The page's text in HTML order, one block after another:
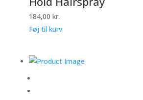
184,00 kr.
Føj til kurv